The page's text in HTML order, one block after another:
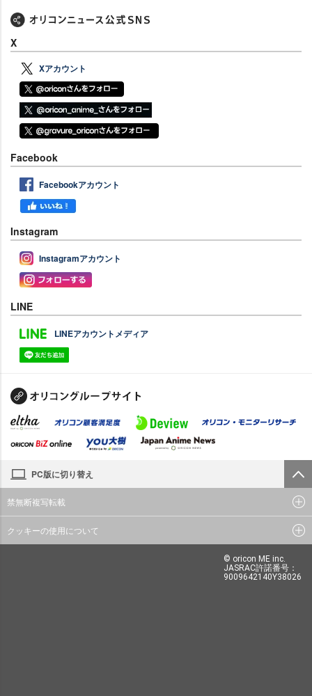
X
Xアカウント
Facebook
Facebookアカウント
Instagram
Instagramアカウント
LINE
LINEアカウントメディア
PC版に切り替え
禁無断複写転載
クッキーの使用について
© oricon ME inc.
JASRAC許諾番号：
9009642140Y38026